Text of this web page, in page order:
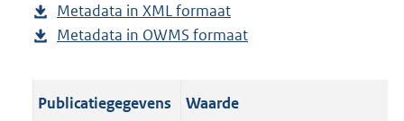
p
u
l
g
r
o
Metadata in XML formaat
e
a
Metadata in OWMS formaat
Publicatiegegevens Waarde